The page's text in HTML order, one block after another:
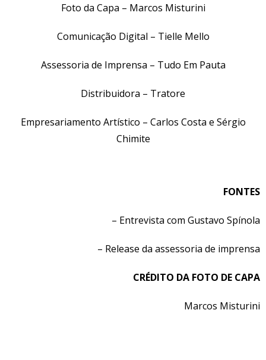
Foto da Capa – Marcos Misturini
Comunicação Digital – Tielle Mello
Assessoria de Imprensa – Tudo Em Pauta
Distribuidora – Tratore
Empresariamento Artístico – Carlos Costa e Sérgio
Chimite
FONTES
– Entrevista com Gustavo Spínola
– Release da assessoria de imprensa
CRÉDITO DA FOTO DE CAPA
Marcos Misturini